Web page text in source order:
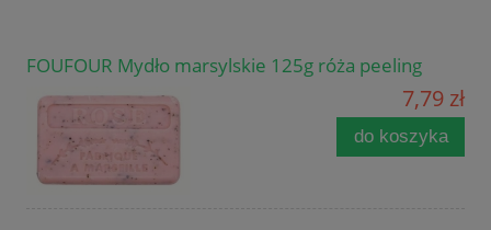
FOUFOUR Mydło marsylskie 125g róża peeling
7,79 zł
do koszyka